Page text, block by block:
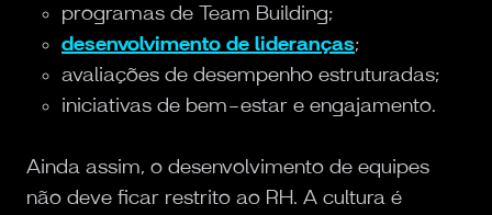
programas de Team Building;
desenvolvimento de lideranças;
avaliações de desempenho estruturadas;
iniciativas de bem-estar e engajamento.
Ainda assim, o desenvolvimento de equipes
não deve ficar restrito ao RH. A cultura é